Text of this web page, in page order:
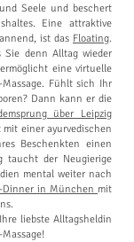
Seele und beschert
Eine attraktive
ist das Floating.
Sie denn Alltag wieder
eine virtuelle
Massage. Fühlt sich Ihr
Dann kann er die
über Leipzig
einer ayurvedischen
Beschenkten einen
taucht der Neugierige
mental weiter nach
Dinner in München mit
liebste Alltagsheldin